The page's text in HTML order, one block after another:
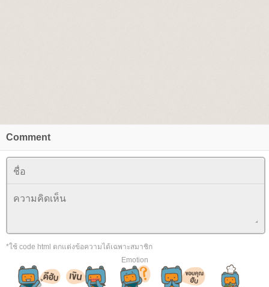
Comment
*ใช้ code html ตกแต่งข้อความได้เฉพาะสมาชิก
Emotion